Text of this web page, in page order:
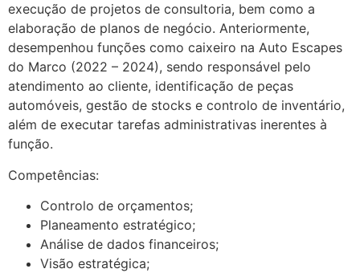
execução de projetos de consultoria, bem como a
elaboração de planos de negócio. Anteriormente,
desempenhou funções como caixeiro na Auto Escapes
do Marco (2022 – 2024), sendo responsável pelo
atendimento ao cliente, identificação de peças
automóveis, gestão de stocks e controlo de inventário,
além de executar tarefas administrativas inerentes à
função.
Competências:
Controlo de orçamentos;
Planeamento estratégico;
Análise de dados financeiros;
Visão estratégica;